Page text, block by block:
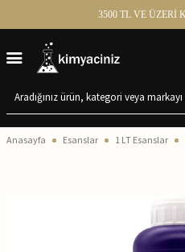
3500 TL VE ÜZERİ
Anasayfa Esanslar 1 LT Esanslar